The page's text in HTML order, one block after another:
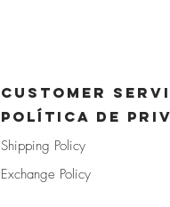
CUSTOMER
POLÍTICA DE
Shipping Policy
Exchange Policy